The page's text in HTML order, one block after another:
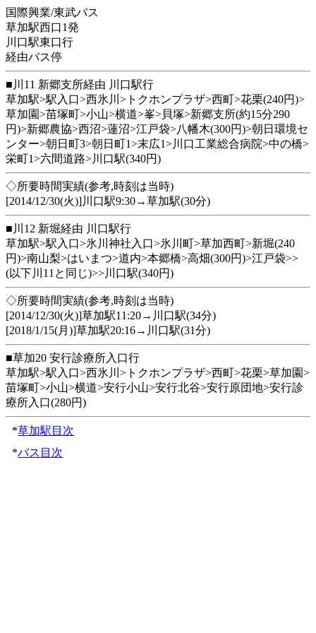
国際興業/東武バス
草加駅西口1発
川口駅東口行
経由バス停
■川11 新郷支所経由 川口駅行
草加駅>駅入口>西氷川>トクホンプラザ>西町>花栗(240円)>
草加園>苗塚町>小山>横道>峯>貝塚>新郷支所(約15分290
円)>新郷農協>西沼>蓮沼>江戸袋>八幡木(300円)>朝日環境セ
ンター>朝日町3>朝日町1>末広1>川口工業総合病院>中の橋>
栄町1>六間道路>川口駅(340円)
◇所要時間実績(参考,時刻は当時)
[2014/12/30(火)]川口駅9:30→草加駅(30分)
■川12 新堀経由 川口駅行
草加駅>駅入口>氷川神社入口>氷川町>草加西町>新堀(240
円)>南山梨>はいまつ>道内>本郷橋>高畑(300円)>江戸袋>>
(以下川11と同じ)>>川口駅(340円)
◇所要時間実績(参考,時刻は当時)
[2014/12/30(火)]草加駅11:20→川口駅(34分)
[2018/1/15(月)]草加駅20:16→川口駅(31分)
■草加20 安行診療所入口行
草加駅>駅入口>西氷川>トクホンプラザ>西町>花栗>草加園>
苗塚町>小山>横道>安行小山>安行北谷>安行原団地>安行診
療所入口(280円)
*草加駅目次
*バス目次